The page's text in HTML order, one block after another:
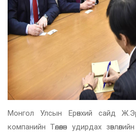
Монгол Улсын Ерөнхий сайд
компанийн Төлөөлөн удирдах